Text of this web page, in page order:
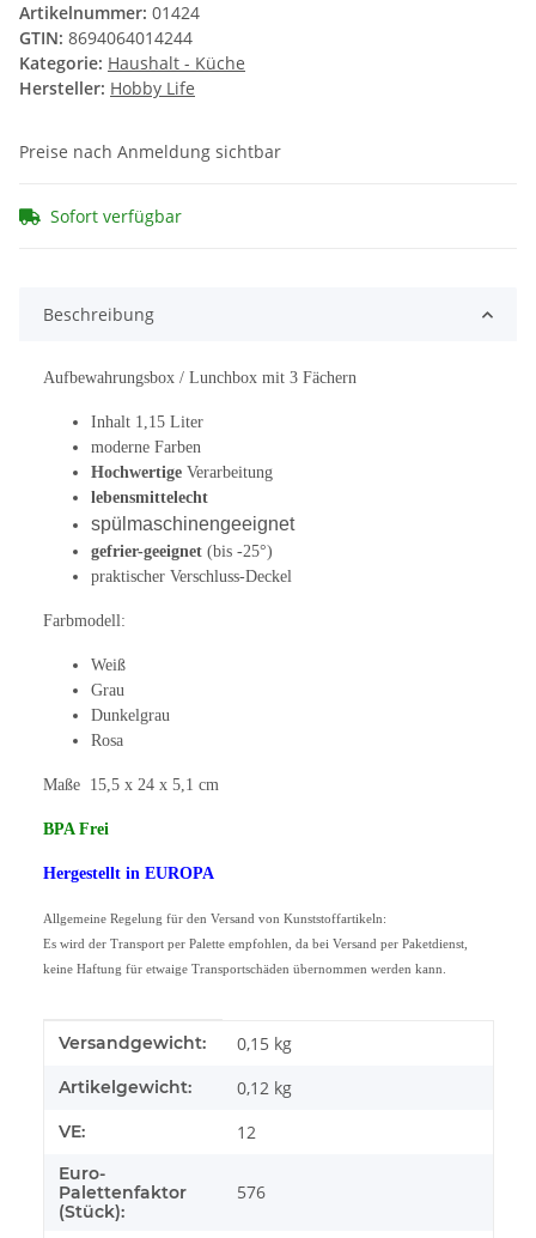
Artikelnummer: 01424
GTIN: 8694064014244
Kategorie: Haushalt - Küche
Hersteller: Hobby Life
Preise nach Anmeldung sichtbar
Sofort verfügbar
Beschreibung
Aufbewahrungsbox / Lunchbox mit 3 Fächern
Inhalt 1,15 Liter
moderne Farben
Hochwertige Verarbeitung
lebensmittelecht
spülmaschinengeeignet
gefrier-geeignet (bis -25°)
praktischer Verschluss-Deckel
Farbmodell:
Weiß
Grau
Dunkelgrau
Rosa
Maße 15,5 x 24 x 5,1 cm
BPA Frei
Hergestellt in EUROPA
Allgemeine Regelung für den Versand von Kunststoffartikeln:
Es wird der Transport per Palette empfohlen, da bei Versand per Paketdienst,
keine Haftung für etwaige Transportschäden übernommen werden kann.
Produkteigenschaft
Wert
Versandgewicht: 0,15 kg
Artikelgewicht: 0,12 kg
VE: 12
Euro-
Palettenfaktor
(Stück):
576